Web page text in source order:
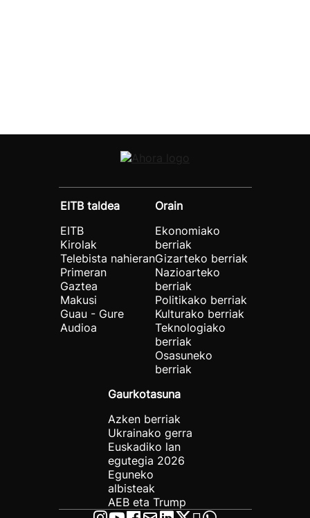
EITB taldea
EITB
Kirolak
Telebista nahieran
Primeran
Gaztea
Makusi
Guau - Gure
Audioa
Orain
Ekonomiako
berriak
Gizarteko berriak
Nazioarteko
berriak
Politikako berriak
Kulturako berriak
Teknologiako
berriak
Osasuneko
berriak
Gaurkotasuna
Azken berriak
Ukrainako gerra
Euskadiko lan
egutegia 2026
Eguneko
albisteak
AEB eta Trump